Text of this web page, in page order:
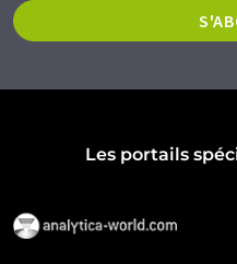
Les portails